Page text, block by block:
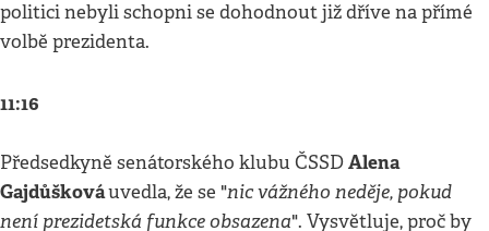
politici nebyli schopni se dohodnout již dříve na přímé
volbě prezidenta.
11:16
Předsedkyně senátorského klubu ČSSDAlena
Gajdůškováuvedla, že se "nic vážného neděje, pokud
není prezidetská funkce obsazena". Vysvětluje, proč by